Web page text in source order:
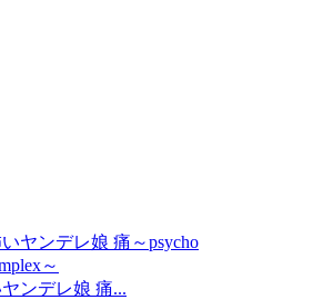
ンデレ娘 痛...